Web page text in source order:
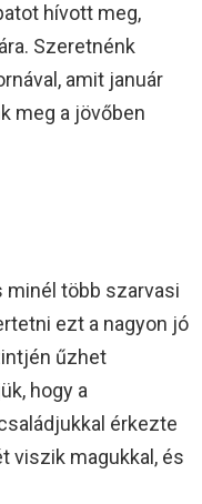
hívott meg,
Szeretnénk
amit január
meg a jövőben
több szarvasi
ezt a nagyon jó
űzhet
hogy a
érkezte
viszik magukkal, és